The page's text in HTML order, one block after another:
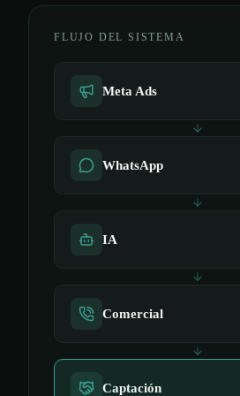
FLUJO DEL SISTEMA
Meta Ads
WhatsApp
IA
Comercial
Captación